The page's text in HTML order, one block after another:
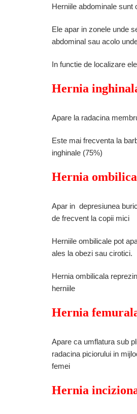
Herniile abdominale sunt
Ele apar in zonele unde
abdominal sau acolo
In functie de localizare
Hernia
Apare la radacina
Este mai frecventa la
inghinale (75%)
Hernia
Apar in depresiunea
de frecvent la copii mici
Herniile ombilicale pot
ales la obezi sau cirotici.
Hernia ombilicala
herniile
Hernia
Apare ca umflatura sub
radacina piciorului in
femei
Hernia